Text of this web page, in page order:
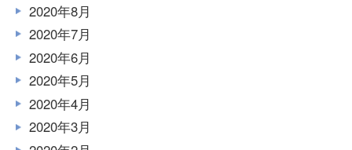
2020年8月
2020年7月
2020年6月
2020年5月
2020年4月
2020年3月